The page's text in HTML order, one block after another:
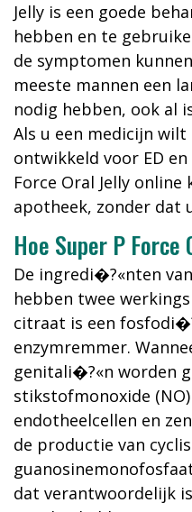
Jelly is een goede
hebben en te
de symptomen
meeste mannen een
nodig hebben, ook al
Als u een medicijn
ontwikkeld voor ED
Force Oral Jelly
apotheek, zonder dat
Hoe Super P
De ingredi�?«nten
hebben twee
citraat is een
enzymremmer.
genitali�?«n worden
stikstofmonoxide
endotheelcellen en
de productie van
dat verantwoordelijk